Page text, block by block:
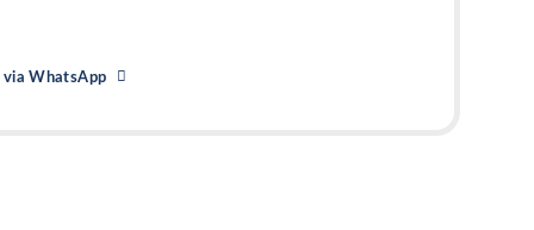
via WhatsApp